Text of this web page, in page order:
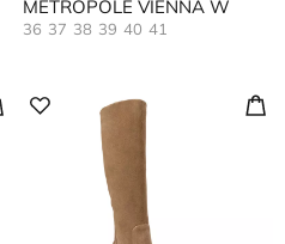
METROPOLE VIENNA W
36 37 38 39 40 41